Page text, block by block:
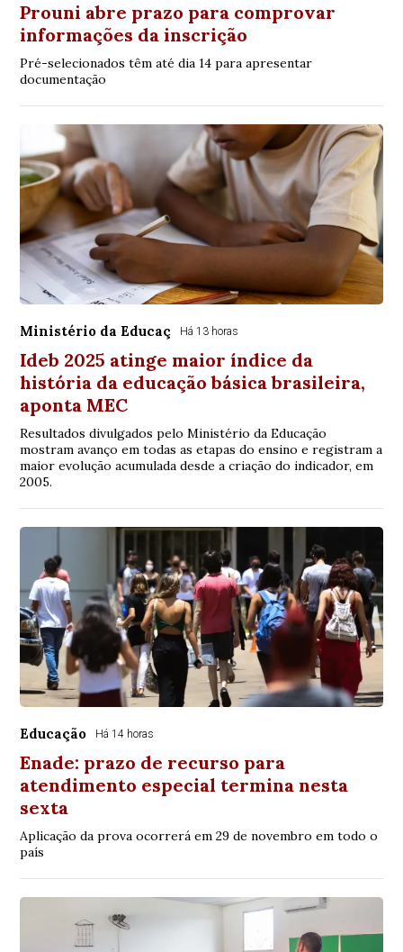
Prouni abre prazo para comprovar
informações da inscrição
Pré-selecionados têm até dia 14 para apresentar
documentação
Ministério da Educaç Há 13 horas
Ideb 2025 atinge maior índice da
história da educação básica brasileira,
aponta MEC
Resultados divulgados pelo Ministério da Educação
mostram avanço em todas as etapas do ensino e registram a
maior evolução acumulada desde a criação do indicador, em
2005.
Educação Há 14 horas
Enade: prazo de recurso para
atendimento especial termina nesta
sexta
Aplicação da prova ocorrerá em 29 de novembro em todo o
país